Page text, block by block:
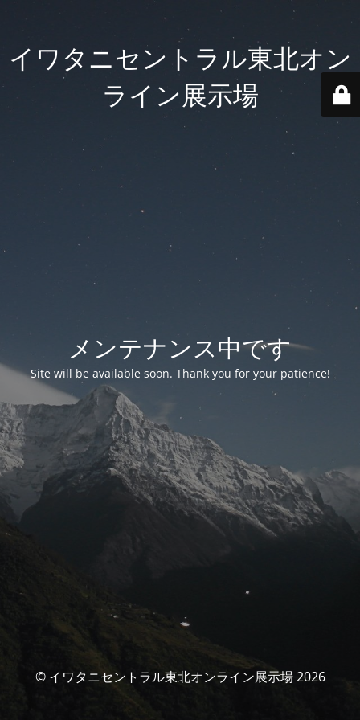
イワタニセントラル東北オン
ライン展示場
メンテナンス中です
Site will be available soon. Thank you for your patience!
© イワタニセントラル東北オンライン展示場 2026